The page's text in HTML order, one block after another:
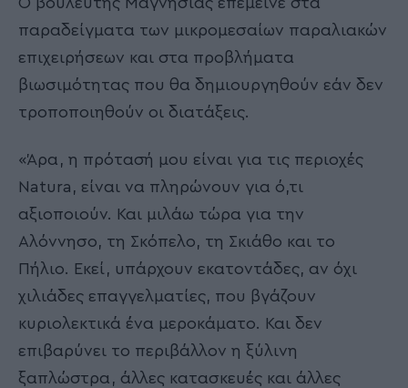
παραδείγματα των μικρομεσαίων παραλιακών
επιχειρήσεων και στα προβλήματα
βιωσιμότητας που θα δημιουργηθούν εάν δεν
τροποποιηθούν οι διατάξεις.
«Άρα, η πρότασή μου είναι για τις περιοχές
Natura, είναι να πληρώνουν για ό,τι
αξιοποιούν. Και μιλάω τώρα για την
Αλόννησο, τη Σκόπελο, τη Σκιάθο και το
Πήλιο. Εκεί, υπάρχουν εκατοντάδες, αν όχι
χιλιάδες επαγγελματίες, που βγάζουν
κυριολεκτικά ένα μεροκάματο. Και δεν
επιβαρύνει το περιβάλλον η ξύλινη
ξαπλώστρα, άλλες κατασκευές και άλλες